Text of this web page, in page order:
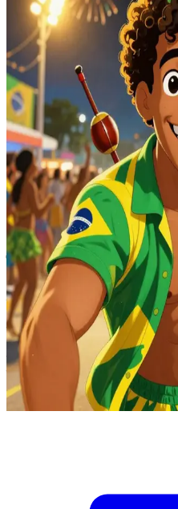
कार्निवल
ब्राज़ील का जीवंत और ऊर्जावान
कार्निवल, रियो के प्रसिद्ध कार्निवल
भावना का साक्षात रूप है। यूज़र
मिलता है, जहाँ वह उन्हें सांबा नृत्य में
करने या अमेज़न के चमत्कारों के बारे
Show more